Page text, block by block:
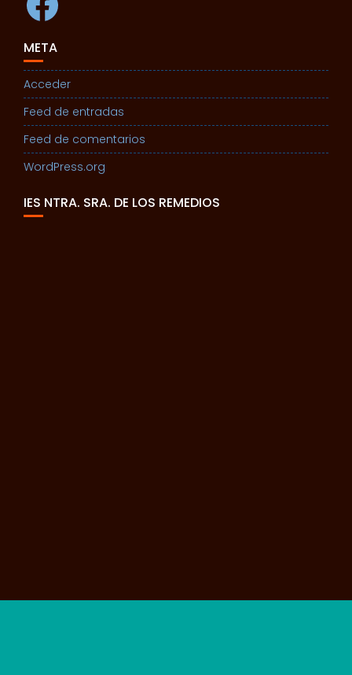
META
Acceder
Feed de entradas
Feed de comentarios
WordPress.org
IES NTRA. SRA. DE LOS REMEDIOS